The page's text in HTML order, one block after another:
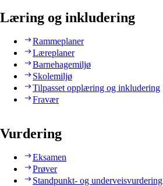
Læring og inkludering
Rammeplaner
Læreplaner
Barnehagemiljø
Skolemiljø
Tilpasset opplæring og inkludering
Fravær
Vurdering
Eksamen
Prøver
Standpunkt- og underveisvurdering